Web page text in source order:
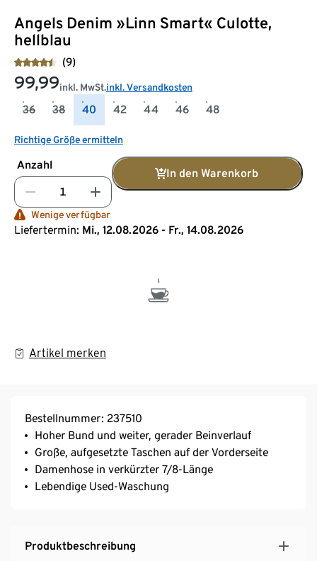
Angels Denim »Linn Smart« Culotte,
hellblau
(9)
99,99inkl. MwSt.inkl. Versandkosten
36 38 40 42 44 46 48
Richtige Größe ermitteln
Anzahl
In den Warenkorb
Wenige verfügbar
Liefertermin: Mi., 12.08.2026 - Fr., 14.08.2026
Artikel merken
Bestellnummer: 237510
Hoher Bund und weiter, gerader Beinverlauf
Große, aufgesetzte Taschen auf der Vorderseite
Damenhose in verkürzter 7/8-Länge
Lebendige Used-Waschung
Produktbeschreibung